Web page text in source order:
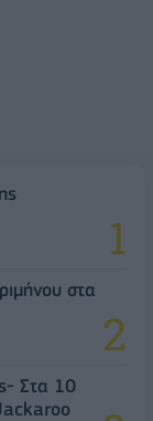
στα
Στα 10